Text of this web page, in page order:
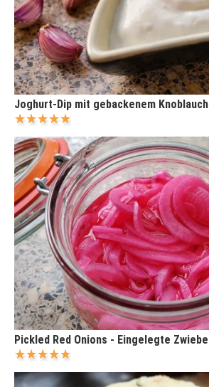
Joghurt-Dip mit gebackenem Knoblauch
Pickled Red Onions - Eingelegte Zwiebel